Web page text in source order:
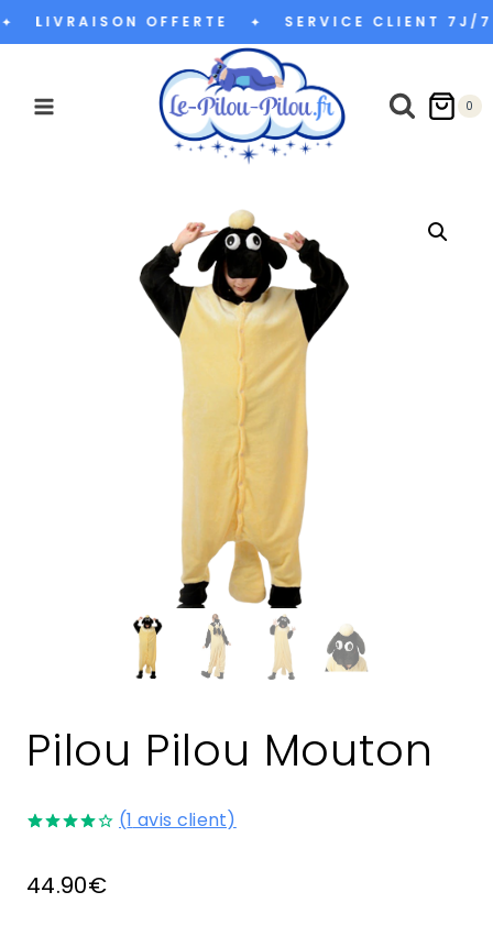
Aller
au
LIVRAISON OFFERTE SERVICE CLIENT 7J/7
0
Pilou Pilou Mouton
5 basé
(1 avis client)
44.90€